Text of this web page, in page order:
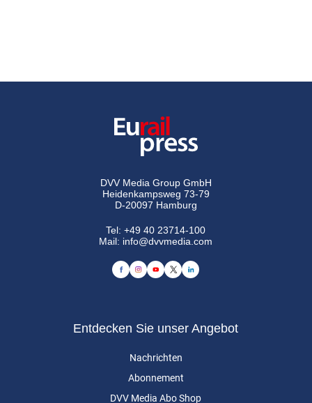
DVV Media Group GmbH
Heidenkampsweg 73-79
D-20097 Hamburg
Tel:+49 40 23714-100
Mail: info@dvvmedia.com
Entdecken Sie unser Angebot
Nachrichten
Abonnement
DVV Media Abo Shop